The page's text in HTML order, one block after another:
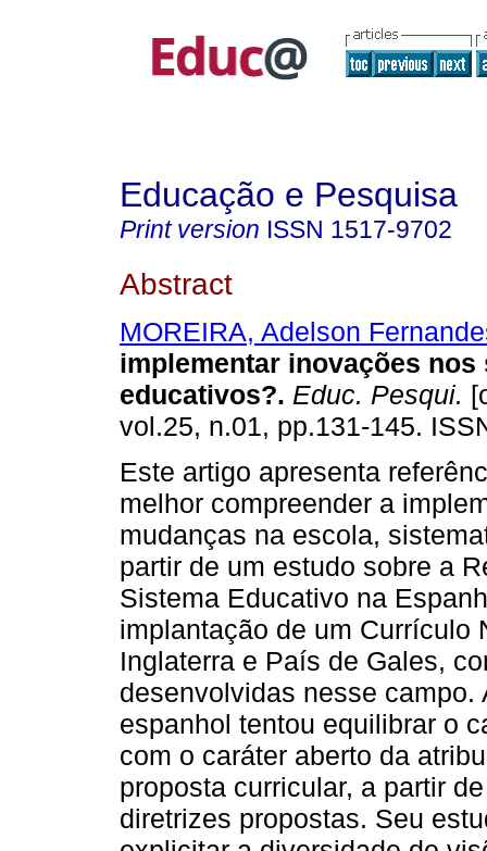
Educação e Pesquisa
Print version ISSN 1517-9702
Abstract
MOREIRA, Adelson
implementar inovações nos
educativos?. Educ. Pesqui.
vol.25, n.01, pp.131-145.
Este artigo apresenta
melhor compreender a
mudanças na escola,
partir de um estudo sobre a
Sistema Educativo na
implantação de um Currículo
Inglaterra e País de Gales,
desenvolvidas nesse
espanhol tentou equilibrar o
com o caráter aberto da
proposta curricular, a partir
diretrizes propostas. Seu